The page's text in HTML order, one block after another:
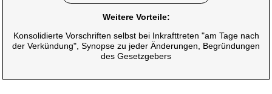
Weitere Vorteile:
Konsolidierte Vorschriften selbst bei Inkrafttreten "am Tage nach
der Verkündung", Synopse zu jeder Änderungen, Begründungen
des Gesetzgebers